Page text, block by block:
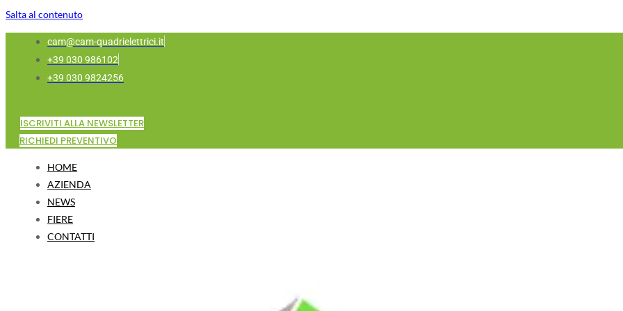
Salta al contenuto
cam@cam-quadrielettrici.it
+39 030 986102
+39 030 9824256
ISCRIVITI ALLA NEWSLETTER
RICHIEDI PREVENTIVO
HOME
AZIENDA
NEWS
FIERE
CONTATTI